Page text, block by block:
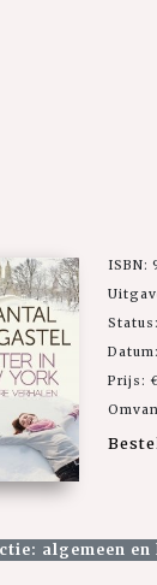
ISBN:
Prijs:
algemeen